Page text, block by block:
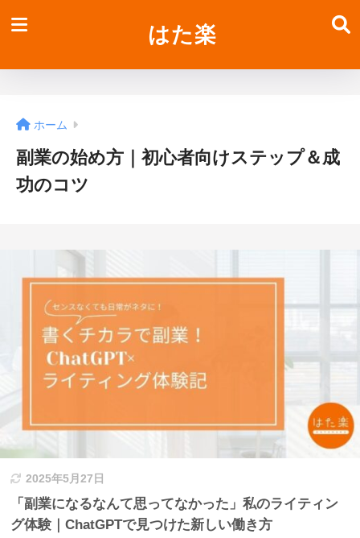
はた楽
ホーム
副業の始め方｜初心者向けステップ＆成
功のコツ
2025年5月27日
「副業になるなんて思ってなかった」私のライティン
グ体験｜ChatGPTで見つけた新しい働き方